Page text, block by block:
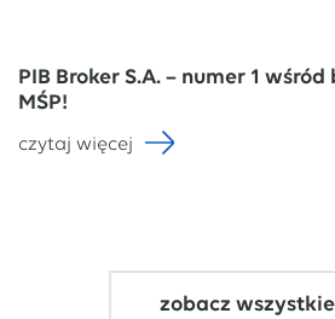
PIB Broker S.A. – numer 1
MŚP!
czytaj więcej
zobacz wszystkie